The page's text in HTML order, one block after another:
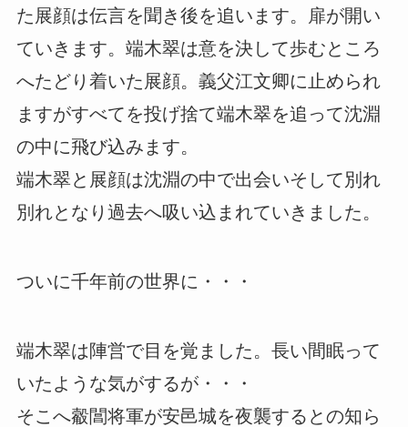
た展顔は伝言を聞き後を追います。扉が開い
ていきます。端木翠は意を決して歩むところ
へたどり着いた展顔。義父江文卿に止められ
ますがすべてを投げ捨て端木翠を追って沈淵
の中に飛び込みます。
端木翠と展顔は沈淵の中で出会いそして別れ
別れとなり過去へ吸い込まれていきました。
ついに千年前の世界に・・・
端木翠は陣営で目を覚ました。長い間眠って
いたような気がするが・・・
そこへ觳閶将軍が安邑城を夜襲するとの知ら